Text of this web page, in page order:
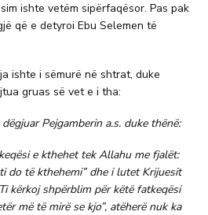
ishte vetëm sipërfaqësor. Pas pak
që e detyroi Ebu Selemen të
ishte i sëmurë në shtrat, duke
gruas së vet e i tha:
Pejgamberin a.s. duke thënë:
e kthehet tek Allahu me fjalët:
do të kthehemi” dhe i lutet Krijuesit
kërkoj shpërblim për këtë fatkeqësi
më të mirë se kjo”, atëherë nuk ka